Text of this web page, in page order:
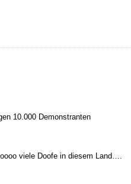
10.000 Demonstranten
viele Doofe in diesem Land….